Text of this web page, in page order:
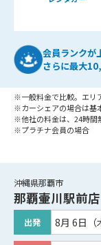
会員ランクが
さらに最大
※一般料金で比較。エリ
※カーシェアの場合は基
※他社の料金は、24時間
※プラチナ会員の場合
沖縄県那覇市
那覇壷川駅前店
出発 8月 6日（